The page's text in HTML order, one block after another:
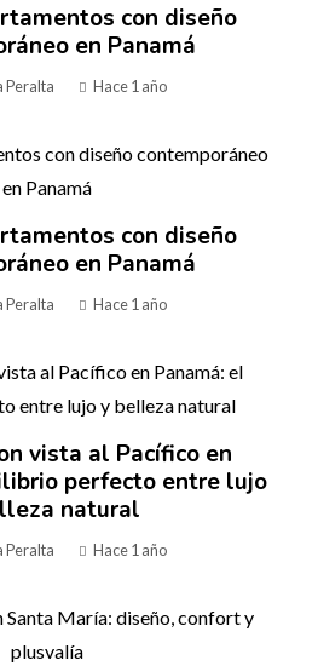
con diseño
en Panamá
Peralta Hace 1 año
con diseño
en Panamá
Peralta Hace 1 año
vista al Pacífico en
perfecto entre lujo
natural
Peralta Hace 1 año